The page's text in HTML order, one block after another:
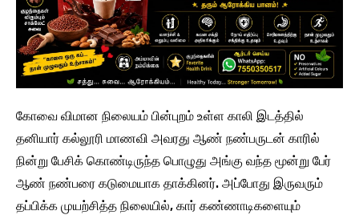
கோவை விமான நிலையம் பின்புறம் உள்ள காலி இடத்தில்
தனியார் கல்லூரி மாணவி அவரது ஆண் நண்பருடன் காரில்
நின்று பேசிக் கொண்டிருந்த பொழுது அங்கு வந்த மூன்று பேர்
ஆண் நண்பரை கடுமையாக தாக்கினர். அப்போது இருவரும்
தப்பிக்க முயற்சித்த நிலையில், கார் கண்ணாடிகளையும்